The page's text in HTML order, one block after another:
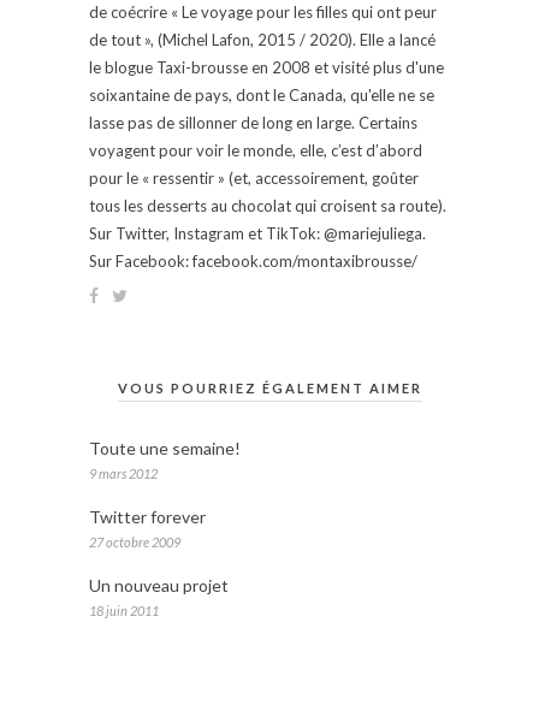
de coécrire « Le voyage pour les filles qui ont peur
de tout », (Michel Lafon, 2015 / 2020). Elle a lancé
le blogue Taxi-brousse en 2008 et visité plus d'une
soixantaine de pays, dont le Canada, qu'elle ne se
lasse pas de sillonner de long en large. Certains
voyagent pour voir le monde, elle, c’est d’abord
pour le « ressentir » (et, accessoirement, goûter
tous les desserts au chocolat qui croisent sa route).
Sur Twitter, Instagram et TikTok: @mariejuliega.
Sur Facebook: facebook.com/montaxibrousse/
VOUS POURRIEZ ÉGALEMENT AIMER
Toute une semaine!
9 mars 2012
Twitter forever
27 octobre 2009
Un nouveau projet
18 juin 2011